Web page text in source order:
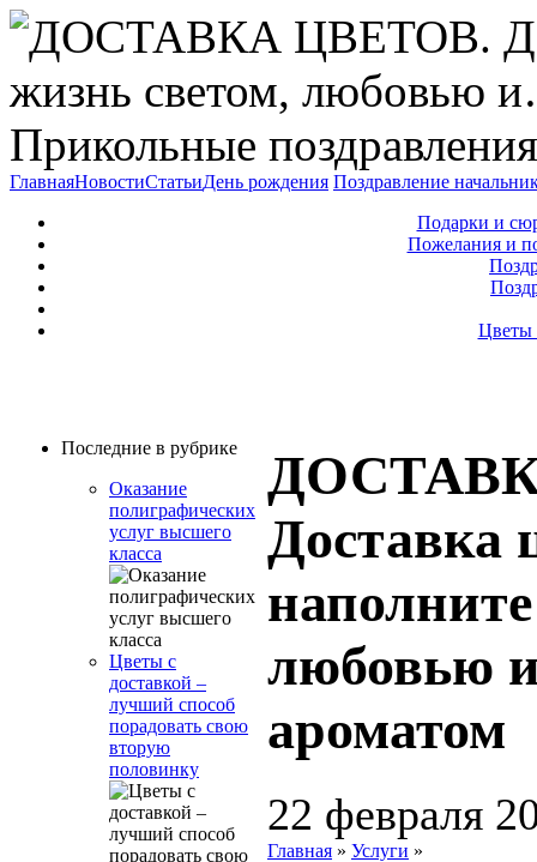
Прикольные
ГлавнаяНовостиСтатьиДень рождения Поздравление
Подарки и
Пожелания и
Цветы
Последние в рубрике
Оказание
полиграфических
услуг высшего
класса
Цветы с
доставкой –
лучший способ
порадовать свою
вторую
половинку
Доставка
любовью
ароматом
22 февраля
Главная » Услуги »